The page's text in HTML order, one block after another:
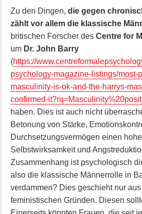
Zu den Dingen, die gegen
zählt vor allem die klassische
britischen Forscher des Centre for
um Dr. John Barry
(https://
psychology-magazine-listings/most-
masculinity-is-ok-and-the-harrys-
confirmed-
haben. Dies ist auch nicht
Betonung von Stärke,
Durchsetzungsvermögen einen
Selbstwirksamkeit und
Zusammenhang ist psychologisch
also die klassische Männerrolle in
verdammen? Dies geschieht nur
feministischen Gründen. Diesen